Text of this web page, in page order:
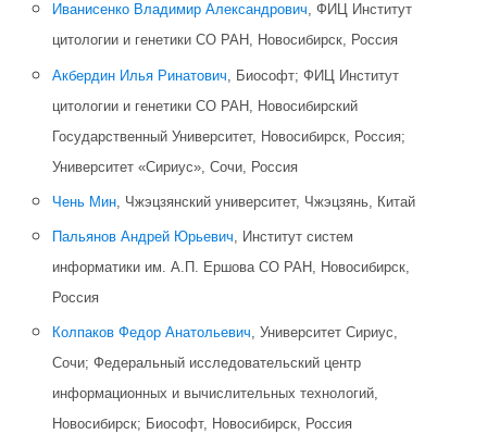
Иванисенко Владимир Александрович, ФИЦ Институт
цитологии и генетики СО РАН, Новосибирск, Россия
Акбердин Илья Ринатович , Биософт; ФИЦ Институт
цитологии и генетики СО РАН, Новосибирский
Государственный Университет, Новосибирск, Россия;
Университет «Сириус», Сочи, Россия
Чень Мин , Чжэцзянский университет, Чжэцзянь, Китай
Пальянов Андрей Юрьевич , Институт систем
информатики им. А.П. Ершова СО РАН, Новосибирск,
Россия
Колпаков Федор Анатольевич, Университет Сириус,
Сочи; Федеральный исследовательский центр
информационных и вычислительных технологий,
Новосибирск; Биософт, Новосибирск, Россия